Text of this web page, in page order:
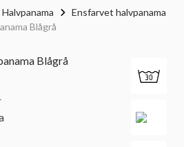
Halvpanama
Ensfarvet halvpanama
Blågrå